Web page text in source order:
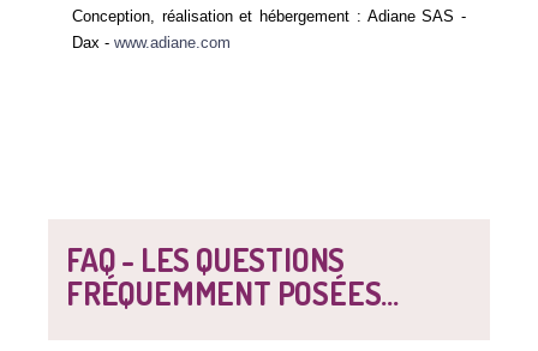
FAQ - LES QUESTIONS
FRÉQUEMMENT POSÉES...
Conception, réalisation et hébergement : Adiane SAS -
Dax - www.adiane.com